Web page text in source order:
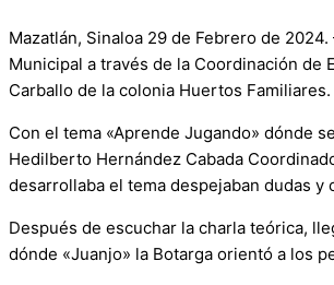
Mazatlán, Sinaloa 29 de Febrero de
Municipal a través de la Coordinación
Carballo de la colonia Huertos Familiares.
Con el tema «Aprende Jugando» dónde
Hedilberto Hernández Cabada
desarrollaba el tema despejaban dudas
Después de escuchar la charla teórica,
dónde «Juanjo» la Botarga orientó a los